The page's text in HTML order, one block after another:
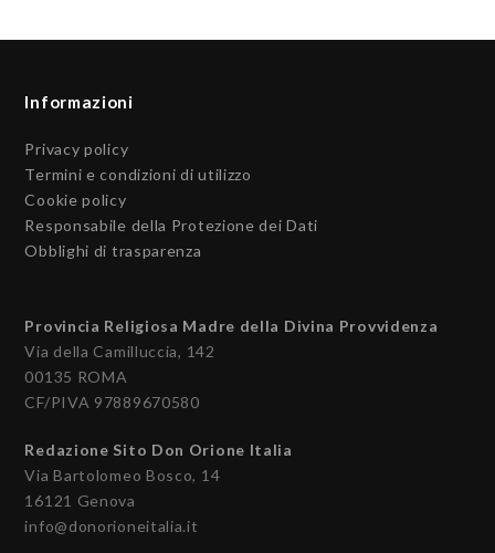
Informazioni
Privacy policy
Termini e condizioni di utilizzo
Cookie policy
Responsabile della Protezione dei Dati
Obblighi di trasparenza
Provincia Religiosa Madre della Divina Provvidenza
Via della Camilluccia, 142
00135 ROMA
CF/PIVA 97889670580
Redazione Sito Don Orione Italia
Via Bartolomeo Bosco, 14
16121 Genova
info@donorioneitalia.it